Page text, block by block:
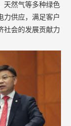
天然气等多种绿色
力供应，满足客户
社会的发展贡献力